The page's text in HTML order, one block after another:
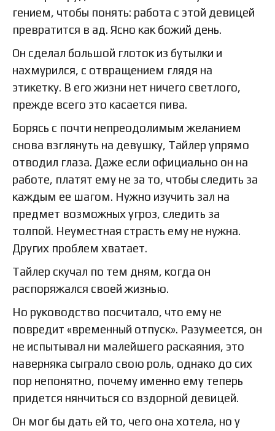
гением, чтобы понять: работа с этой девицей
превратится в ад. Ясно как божий день.
Он сделал большой глоток из бутылки и
нахмурился, с отвращением глядя на
этикетку. В его жизни нет ничего светлого,
прежде всего это касается пива.
Борясь с почти непреодолимым желанием
снова взглянуть на девушку, Тайлер упрямо
отводил глаза. Даже если официально он на
работе, платят ему не за то, чтобы следить за
каждым ее шагом. Нужно изучить зал на
предмет возможных угроз, следить за
толпой. Неуместная страсть ему не нужна.
Других проблем хватает.
Тайлер скучал по тем дням, когда он
распоряжался своей жизнью.
Но руководство посчитало, что ему не
повредит «временный отпуск». Разумеется, он
не испытывал ни малейшего раскаяния, это
наверняка сыграло свою роль, однако до сих
пор непонятно, почему именно ему теперь
придется нянчиться со вздорной девицей.
Он мог бы дать ей то, чего она хотела, но у